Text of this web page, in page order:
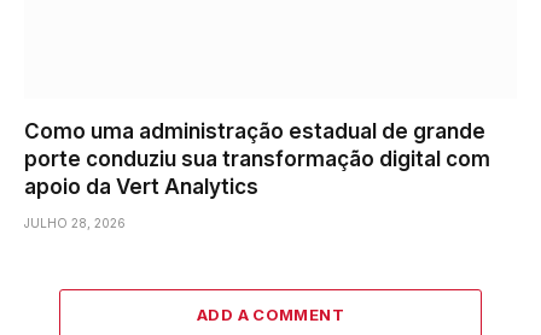
Como uma administração estadual de grande
porte conduziu sua transformação digital com
apoio da Vert Analytics
JULHO 28, 2026
ADD A COMMENT